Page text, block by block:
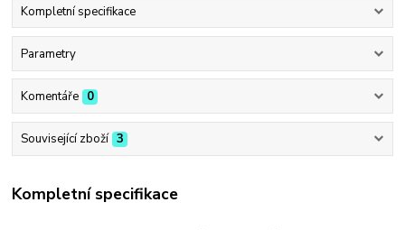
Kompletní specifikace
Parametry
Komentáře 0
Související zboží 3
Kompletní specifikace